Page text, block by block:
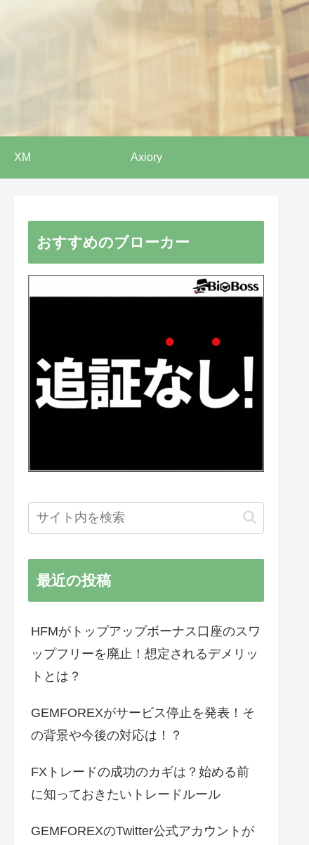
XM Axiory
おすすめのブローカー
最近の投稿
HFMがトップアップボーナス口座のスワ
ップフリーを廃止！想定されるデメリッ
トとは？
GEMFOREXがサービス停止を発表！そ
の背景や今後の対応は！？
FXトレードの成功のカギは？始める前
に知っておきたいトレードルール
GEMFOREXのTwitter公式アカウントが